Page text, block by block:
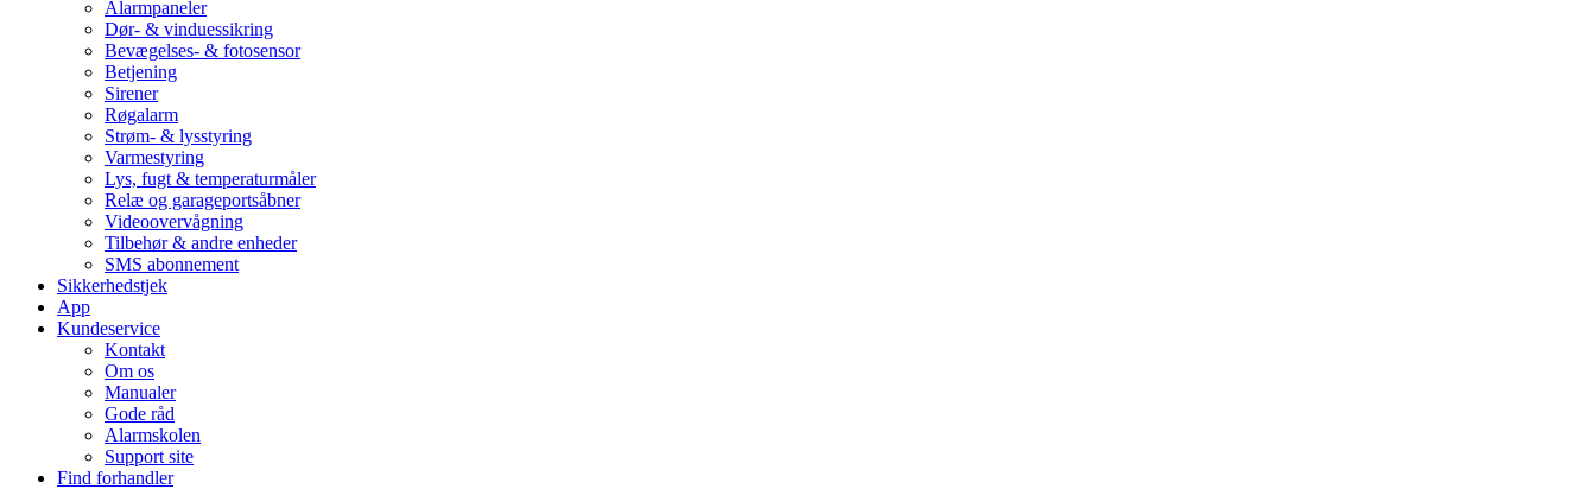
Alarmpaneler
Dør- & vinduessikring
Bevægelses- & fotosensor
Betjening
Sirener
Røgalarm
Strøm- & lysstyring
Varmestyring
Lys, fugt & temperaturmåler
Relæ og garageportsåbner
Videoovervågning
Tilbehør & andre enheder
SMS abonnement
Sikkerhedstjek
App
Kundeservice
Kontakt
Om os
Manualer
Gode råd
Alarmskolen
Support site
Find forhandler